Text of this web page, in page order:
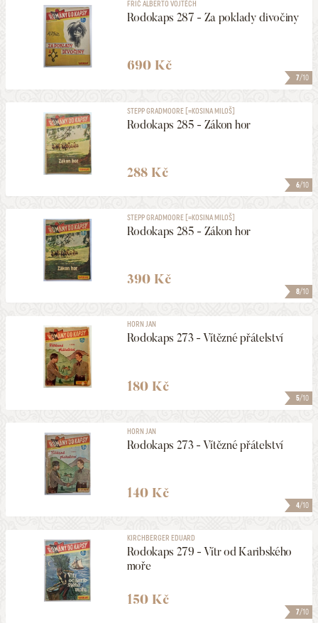
7/10
FRIČ ALBERTO VOJTĚCH
Rodokaps 287 - Za poklady divočiny
690 Kč
6/10
STEPP GRADMOORE [=KOSINA MILOŠ]
Rodokaps 285 - Zákon hor
288 Kč
8/10
STEPP GRADMOORE [=KOSINA MILOŠ]
Rodokaps 285 - Zákon hor
390 Kč
5/10
HORN JAN
Rodokaps 273 - Vítězné přátelství
180 Kč
4/10
HORN JAN
Rodokaps 273 - Vítězné přátelství
140 Kč
7/10
KIRCHBERGER EDUARD
Rodokaps 279 - Vítr od Karibského
moře
150 Kč